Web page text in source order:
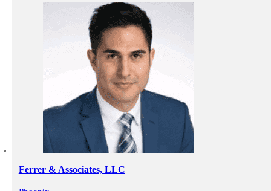
Ferrer & Associates, LLC